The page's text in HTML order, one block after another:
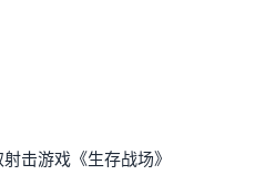
击游戏《生存战场》